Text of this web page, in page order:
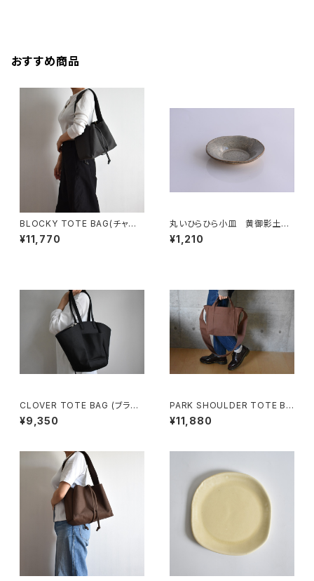
おすすめ商品
BLOCKY TOTE BAG(チャコ
ール/グレー)
¥11,770
丸いひらひら小皿 黄御影土×
白鼠結晶釉
¥1,210
CLOVER TOTE BAG (ブラッ
ク)
¥9,350
PARK SHOULDER TOTE BA
G (コーヒー/ブラウン)
¥11,880